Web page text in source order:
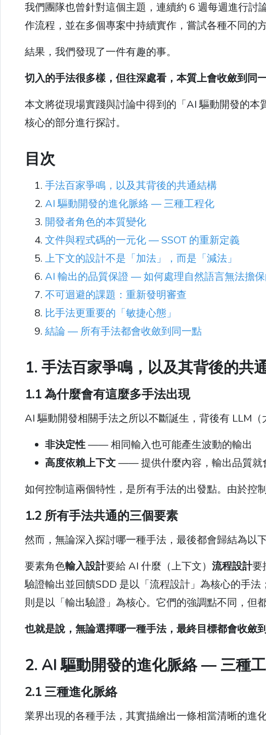
我們團隊也曾針對這個主題，連續約 6 週每週進行
作流程，並在多個專案中持續實作，嘗試各種不同的方
結果，我們發現了一件有趣的事。
切入的手法很多樣，但往深處看，本質上會收斂到同一
本文將從現場實踐與討論中得到的「AI 驅動開發的
核心的部分進行探討。
目次
手法百家爭鳴，以及其背後的共通結構
AI 驅動開發的進化脈絡 ― 三種工程化
開發者角色的本質變化
文件與程式碼的一元化 ― SSOT 的重新定義
上下文的設計不是「加法」，而是「減法」
AI 輸出的品質保證 ― 如何處理自然語言無法擔
不可迴避的課題：重新發明審查
比手法更重要的「敏捷心態」
結論 ― 所有手法都會收斂到同一點
1. 手法百家爭鳴，以及其背後的共
1.1 為什麼會有這麼多手法出現
AI 驅動開發相關手法之所以不斷誕生，背後有 LLM（
非決定性—— 相同輸入也可能產生波動的輸出
高度依賴上下文—— 提供什麼內容，輸出品質就
如何控制這兩個特性，是所有手法的出發點。由於控
1.2 所有手法共通的三個要素
然而，無論深入探討哪一種手法，最後都會歸結為以下
要素角色輸入設計要給 AI 什麼（上下文） 流程設計要
驗證輸出並回饋SDD 是以「流程設計」為核心的手
則是以「輸出驗證」為核心。它們的強調點不同，但
也就是說，無論選擇哪一種手法，最終目標都會收斂
2. AI 驅動開發的進化脈絡 ― 三種
2.1 三種進化脈絡
業界出現的各種手法，其實描繪出一條相當清晰的進化